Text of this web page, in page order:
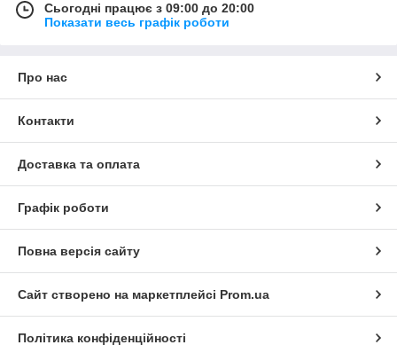
Сьогодні працює з 09:00 до 20:00
Показати весь графік роботи
Про нас
Контакти
Доставка та оплата
Графік роботи
Повна версія сайту
Сайт створено на маркетплейсі Prom.ua
Політика конфіденційності